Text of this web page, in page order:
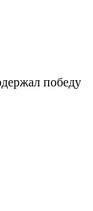
победу